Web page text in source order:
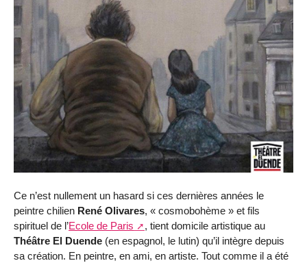
Ce n’est nullement un hasard si ces dernières années le
peintre chilien René Olivares, « cosmobohème » et fils
spirituel de l’Ecole de Paris
, tient domicile artistique au
Théâtre El Duende (en espagnol, le lutin) qu’il intègre depuis
sa création. En peintre, en ami, en artiste. Tout comme il a été